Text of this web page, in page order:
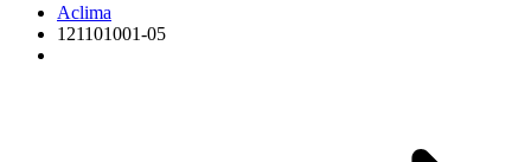
Aclima
121101001-05